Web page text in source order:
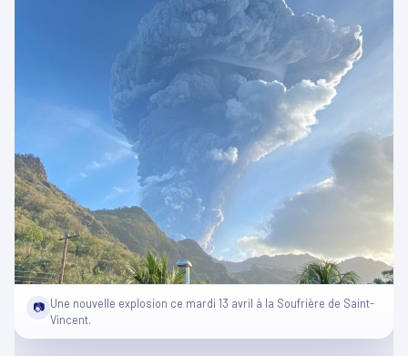
📷 Une nouvelle explosion ce mardi 13 avril à la Soufrière de Saint-
Vincent.